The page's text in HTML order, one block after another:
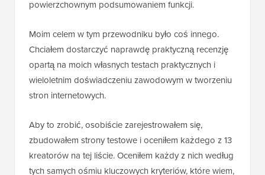
powierzchownym podsumowaniem funkcji.
Moim celem w tym przewodniku było coś innego.
Chciałem dostarczyć naprawdę praktyczną recenzję
opartą na moich własnych testach praktycznych i
wieloletnim doświadczeniu zawodowym w tworzeniu
stron internetowych.
Aby to zrobić, osobiście zarejestrowałem się,
zbudowałem strony testowe i oceniłem każdego z 13
kreatorów na tej liście. Oceniłem każdy z nich według
tych samych ośmiu kluczowych kryteriów, które wiem,